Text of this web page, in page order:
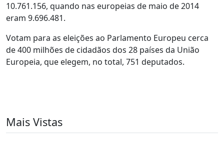
10.761.156, quando nas europeias de maio de 2014
eram 9.696.481.
Votam para as eleições ao Parlamento Europeu cerca
de 400 milhões de cidadãos dos 28 países da União
Europeia, que elegem, no total, 751 deputados.
Mais Vistas